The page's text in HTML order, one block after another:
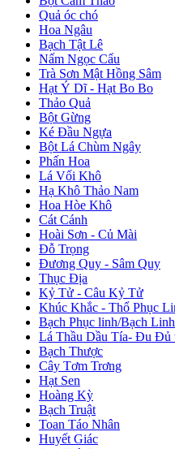
Quả óc chó
Hoa Ngâu
Bạch Tật Lê
Nấm Ngọc Cẩu
Trà Sơn Mật Hồng Sâm
Hạt Ý Dĩ - Hạt Bo Bo
Thảo Quả
Bột Gừng
Ké Đầu Ngựa
Bột Lá Chùm Ngây
Phấn Hoa
Lá Vối Khô
Hạ Khô Thảo Nam
Hoa Hòe Khô
Cát Cánh
Hoài Sơn - Củ Mài
Đỗ Trọng
Đương Quy - Sâm Quy
Thục Địa
Kỷ Tử - Câu Kỷ Tử
Khúc Khắc - Thổ Phục
Bạch Phục linh/Bạch Linh
Lá Thầu Dầu Tía- Đu Đủ
Bạch Thược
Cây Tơm Trơng
Hạt Sen
Hoàng Kỳ
Bạch Truật
Toan Táo Nhân
Huyết Giác